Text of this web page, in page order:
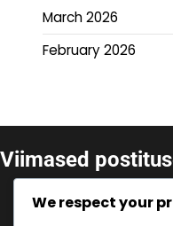
March 2026
February 2026
Viimased
Lovro Majer: Uus
Rahvusvahelised
We respect your